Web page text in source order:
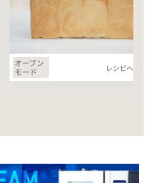
オーブン
モード
レシピへ→